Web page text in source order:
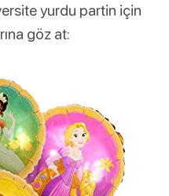
yurdu partin için
göz at: